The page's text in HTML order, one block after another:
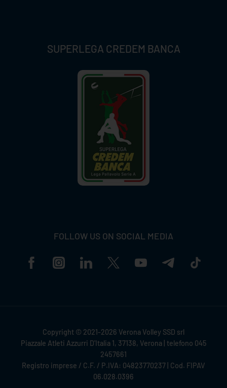
SUPERLEGA CREDEM BANCA
FOLLOW US ON SOCIAL MEDIA
Copyright © 2021-2026 Verona Volley SSD srl
Piazzale Atleti Azzurri D'Italia 1, 37138, Verona | telefono 045
2457661
Registro imprese / C.F. / P.IVA: 04823770237 | Cod. FIPAV
06.028.0396